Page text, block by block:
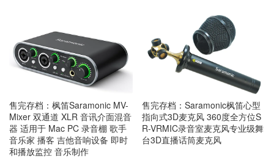
售完存档：枫笛Saramonic MV-
Mixer 双通道 XLR 音讯介面混音
器 适用于 Mac PC 录音棚 歌手
音乐家 播客 吉他音响设备 即时
和播放监控 音乐制作
售完存档：Saramonic枫笛心型
指向式3D麦克风 360度全方位S
R-VRMIC录音室麦克风专业级舞
台3D直播话筒麦克风